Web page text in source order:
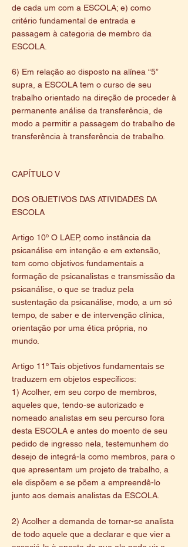
de cada um com a ESCOLA; e) como
critério fundamental de entrada e
passagem à categoria de membro da
ESCOLA.
6) Em relação ao disposto na alínea “5”
supra, a ESCOLA tem o curso de seu
trabalho orientado na direção de proceder à
permanente análise da transferência, de
modo a permitir a passagem do trabalho de
transferência à transferência de trabalho.
CAPÍTULO V
DOS OBJETIVOS DAS ATIVIDADES DA
ESCOLA
Artigo 10º O LAEP, como instância da
psicanálise em intenção e em extensão,
tem como objetivos fundamentais a
formação de psicanalistas e transmissão da
psicanálise, o que se traduz pela
sustentação da psicanálise, modo, a um só
tempo, de saber e de intervenção clínica,
orientação por uma ética própria, no
mundo.
Artigo 11º Tais objetivos fundamentais se
traduzem em objetos específicos:
1) Acolher, em seu corpo de membros,
aqueles que, tendo-se autorizado e
nomeado analistas em seu percurso fora
desta ESCOLA e antes do moento de seu
pedido de ingresso nela, testemunhem do
desejo de integrá-la como membros, para o
que apresentam um projeto de trabalho, a
ele dispõem e se põem a empreendê-lo
junto aos demais analistas da ESCOLA.
2) Acolher a demanda de tornar-se analista
de todo aquele que a declarar e que vier a